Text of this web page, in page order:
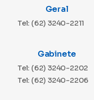
Geral
Tel: (62) 3240-2211
Gabinete
Tel: (62) 3240-2202
Tel: (62) 3240-2206